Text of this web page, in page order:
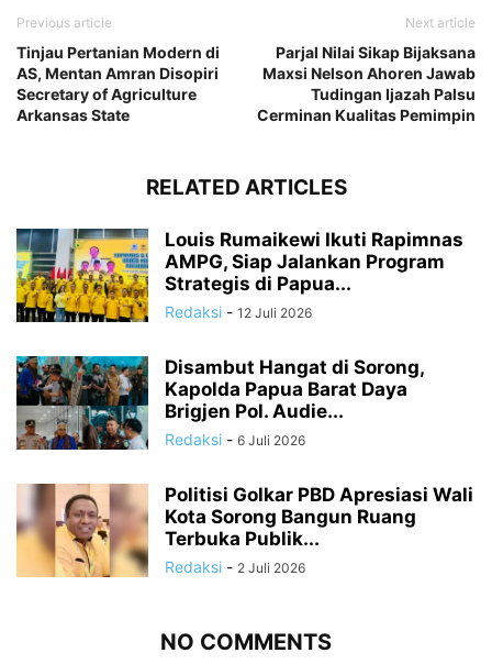
Previous article
Tinjau Pertanian Modern di
AS, Mentan Amran Disopiri
Secretary of Agriculture
Arkansas State
Next article
Parjal Nilai Sikap Bijaksana
Maxsi Nelson Ahoren Jawab
Tudingan Ijazah Palsu
Cerminan Kualitas Pemimpin
RELATED ARTICLES
Louis Rumaikewi Ikuti Rapimnas
AMPG, Siap Jalankan Program
Strategis di Papua...
Redaksi - 12 Juli 2026
Disambut Hangat di Sorong,
Kapolda Papua Barat Daya
Brigjen Pol. Audie...
Redaksi - 6 Juli 2026
Politisi Golkar PBD Apresiasi Wali
Kota Sorong Bangun Ruang
Terbuka Publik...
Redaksi - 2 Juli 2026
NO COMMENTS